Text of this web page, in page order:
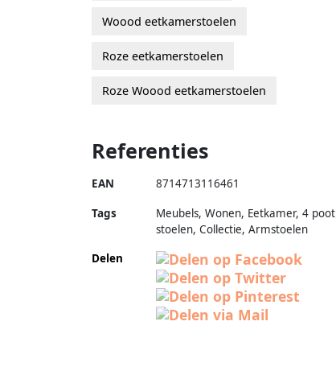
Woood eetkamerstoelen
Roze eetkamerstoelen
Roze Woood eetkamerstoelen
Referenties
EAN 8714713116461
Tags
Meubels, Wonen, Eetkamer, 4 poot
stoelen, Collectie, Armstoelen
Delen